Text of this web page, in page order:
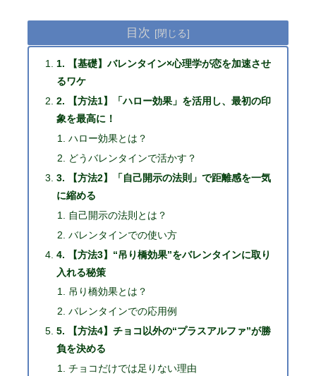
目次
1. 【基礎】バレンタイン×心理学が恋を加速させ
るワケ
2. 【方法1】「ハロー効果」を活用し、最初の印
象を最高に！
ハロー効果とは？
どうバレンタインで活かす？
3. 【方法2】「自己開示の法則」で距離感を一気
に縮める
自己開示の法則とは？
バレンタインでの使い方
4. 【方法3】“吊り橋効果”をバレンタインに取り
入れる秘策
吊り橋効果とは？
バレンタインでの応用例
5. 【方法4】チョコ以外の“プラスアルファ”が勝
負を決める
チョコだけでは足りない理由